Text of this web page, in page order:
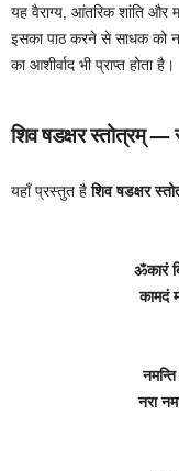
यह वैराग्य, आंतरिक शांति और
इसका पाठ करने से साधक को
का आशीर्वाद भी प्राप्त होता है।
शिव षडक्षर स्तोत्रम्
यहाँ प्रस्तुत हैशिव षडक्षर
ॐकारं
कामदं
नरा